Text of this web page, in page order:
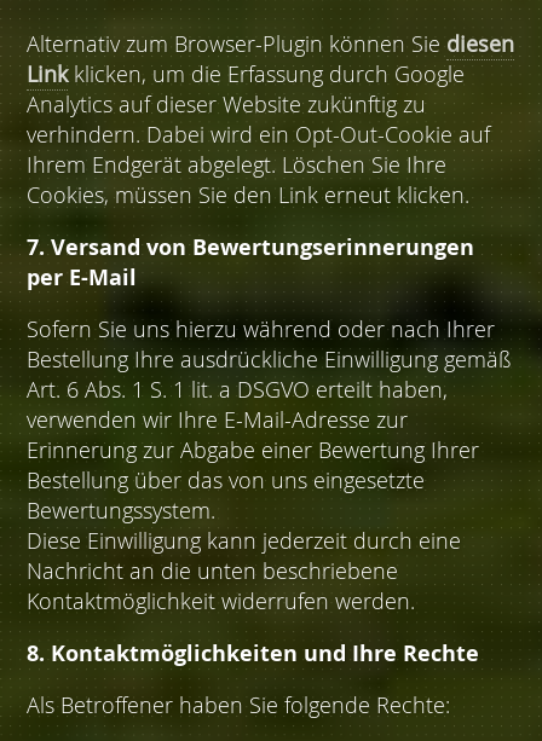
Alternativ zum Browser-Plugin können Sie diesen
Linkklicken, um die Erfassung durch Google
Analytics auf dieser Website zukünftig zu
verhindern. Dabei wird ein Opt-Out-Cookie auf
Ihrem Endgerät abgelegt. Löschen Sie Ihre
Cookies, müssen Sie den Link erneut klicken.
7. Versand von Bewertungserinnerungen
per E-Mail
Sofern Sie uns hierzu während oder nach Ihrer
Bestellung Ihre ausdrückliche Einwilligung gemäß
Art. 6 Abs. 1 S. 1 lit. a DSGVO erteilt haben,
verwenden wir Ihre E-Mail-Adresse zur
Erinnerung zur Abgabe einer Bewertung Ihrer
Bestellung über das von uns eingesetzte
Bewertungssystem.
Diese Einwilligung kann jederzeit durch eine
Nachricht an die unten beschriebene
Kontaktmöglichkeit widerrufen werden.
8. Kontaktmöglichkeiten und Ihre Rechte
Als Betroffener haben Sie folgende Rechte: